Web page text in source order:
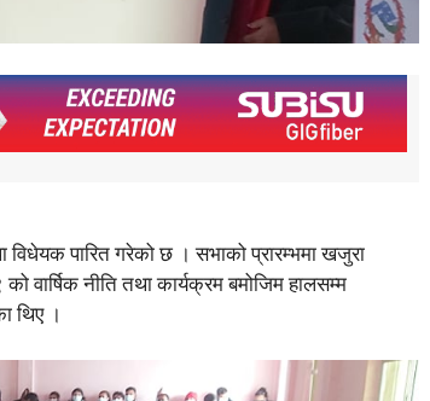
पारित गरेको छ । सभाको प्रारम्भमा खजुरा
वार्षिक नीति तथा कार्यक्रम बमोजिम हालसम्म
थिए ।